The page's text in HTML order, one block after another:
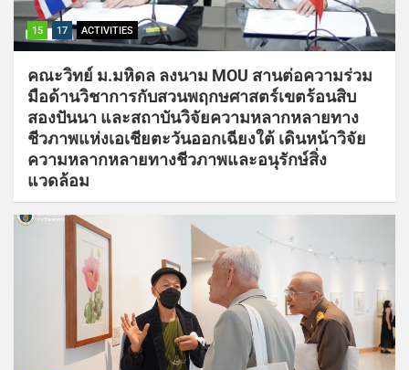
15 17 ACTIVITIES
คณะวิทย์ ม.มหิดล ลงนาม MOU สานต่อความร่วม
มือด้านวิชาการกับสวนพฤกษศาสตร์เขตร้อนสิบ
สองปันนา และสถาบันวิจัยความหลากหลายทาง
ชีวภาพแห่งเอเชียตะวันออกเฉียงใต้ เดินหน้าวิจัย
ความหลากหลายทางชีวภาพและอนุรักษ์สิ่ง
แวดล้อม